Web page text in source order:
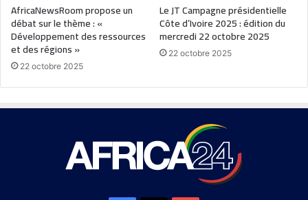
AfricaNewsRoom propose un
débat sur le thème : «
Développement des ressources
et des régions »
22 octobre 2025
Le JT Campagne présidentielle
Côte d’Ivoire 2025 : édition du
mercredi 22 octobre 2025
22 octobre 2025